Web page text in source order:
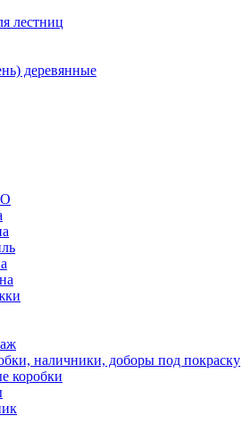
лестниц
деревянные
наличники, доборы под покраску
коробки